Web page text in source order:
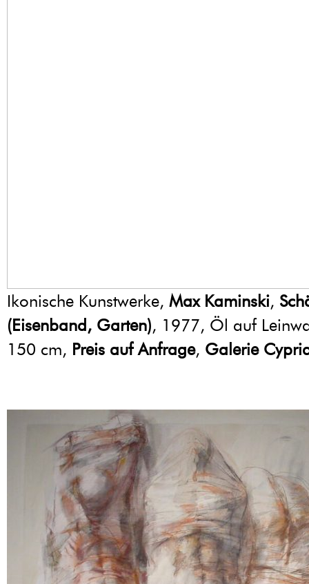
Ikonische Kunstwerke, Max Kaminski,
(Eisenband, Garten), 1977, Öl auf
150 cm, Preis auf Anfrage, Galerie